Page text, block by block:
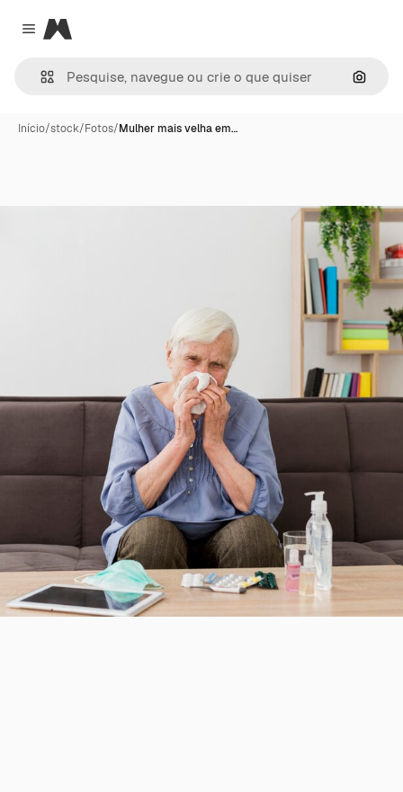
Close menu
Magnific
Início/stock/Fotos/Mulher mais velha em…